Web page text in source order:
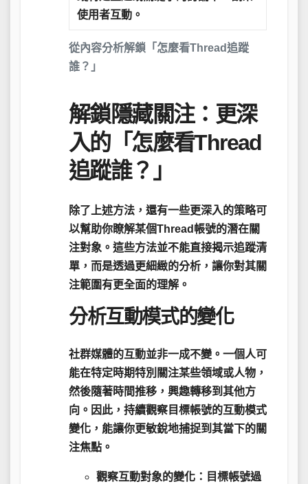
從內容分析解鎖「怎麼看Thread追蹤
誰？」
使用者互動。
解鎖隱藏關注：更深
入的「怎麼看Thread
追蹤誰？」
除了上述方法，還有一些更深入的策略可
以幫助你瞭解某個Thread帳號的潛在關
注對象。這些方法並不能直接揭示追蹤清
單，而是透過更細緻的分析，讓你對其關
注範圍有更全面的理解。
分析互動模式的變化
社群媒體的互動並非一成不變 。一個人可
能在特定時期特別關注某些領域或人物，
然後隨著時間推移，興趣轉移到其他方
向。因此，持續觀察目標帳號的互動模式
變化，能讓你更敏銳地捕捉到其當下的關
注焦點。
觀察互動對象的變化 ：目標帳號過